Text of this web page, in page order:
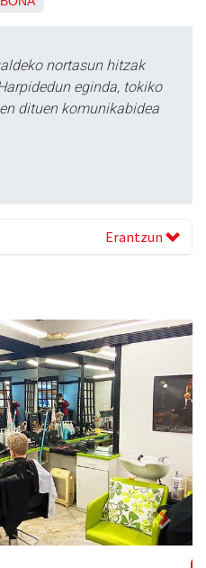
nortasun hitzak
eginda, tokiko
dituen komunikabidea
Erantzun
Next